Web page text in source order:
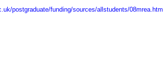
postgraduate/funding/sources/allstudents/08mrea.html